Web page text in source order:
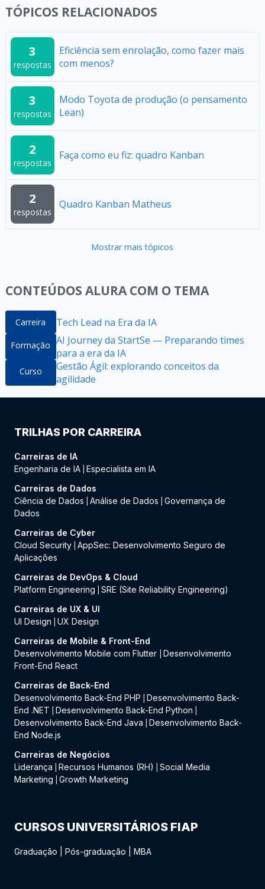
TÓPICOS RELACIONADOS
3
respostas
Eficiência sem enrolação, como fazer mais
com menos?
3
respostas
Modo Toyota de produção (o pensamento
Lean)
2
respostas
Faça como eu fiz: quadro Kanban
2
respostas
Quadro Kanban Matheus
Mostrar mais tópicos
CONTEÚDOS ALURA COM O TEMA
Carreira Tech Lead na Era da IA
Formação AI Journey da StartSe — Preparando times
para a era da IA
Curso
Gestão Ágil: explorando conceitos da
agilidade
TRILHAS POR CARREIRA
Carreiras de IA
Engenharia de IA Especialista em IA
Carreiras de Dados
Ciência de Dados
Análise de Dados
Governança de
Dados
Carreiras de Cyber
Cloud Security AppSec: Desenvolvimento Seguro de
Aplicações
Carreiras de DevOps & Cloud
Platform Engineering
SRE (Site Reliability Engineering)
Carreiras de UX & UI
UI Design
UX Design
Carreiras de Mobile & Front-End
Desenvolvimento Mobile com Flutter
Desenvolvimento
Front-End React
Carreiras de Back-End
Desenvolvimento Back-End PHP
Desenvolvimento Back-
End .NET
Desenvolvimento Back-End Python
Desenvolvimento Back-End Java
Desenvolvimento Back-
End Node.js
Carreiras de Negócios
Liderança
Recursos Humanos (RH)
Social Media
Marketing
Growth Marketing
CURSOS UNIVERSITÁRIOS FIAP
Graduação Pós-graduação MBA